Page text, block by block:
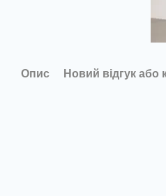
Опис Новий відгук або